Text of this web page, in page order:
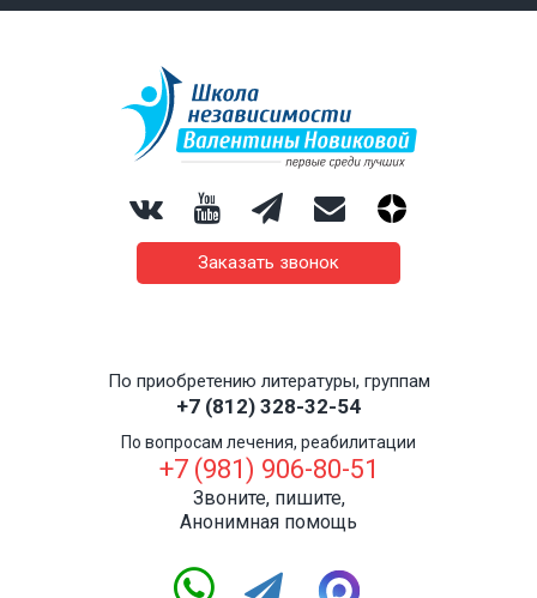
Заказать звонок
По приобретению литературы, группам
+7 (812) 328-32-54
По вопросам лечения, реабилитации
+7 (981) 906-80-51
Звоните, пишите,
Анонимная помощь